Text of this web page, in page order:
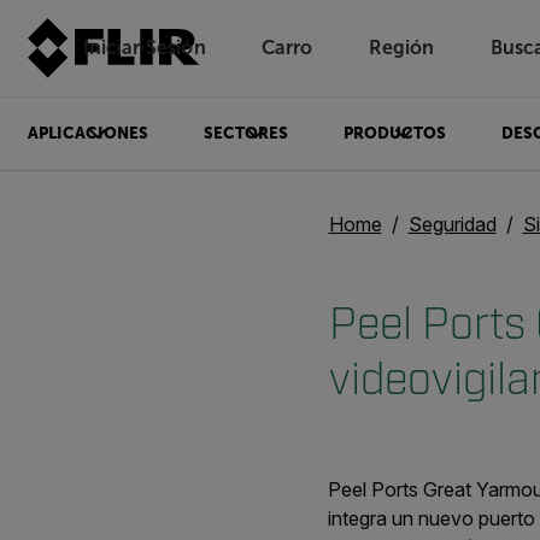
Iniciar Sesión Unread messages
Carro Región
APLICACIONES SECTORES PRODUCTOS
Home Seguridad
Peel
Peel Ports Great
integra un nuevo